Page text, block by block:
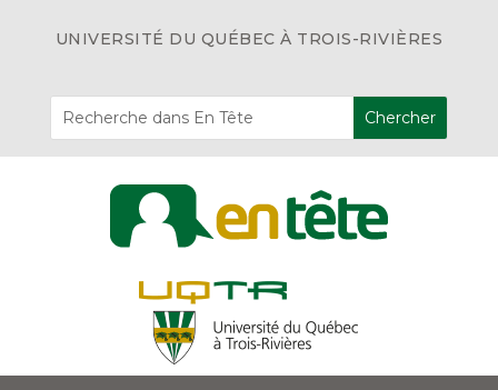
UNIVERSITÉ DU QUÉBEC À TROIS-RIVIÈRES